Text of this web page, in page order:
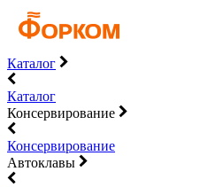
Каталог
Каталог
Консервирование
Консервирование
Автоклавы